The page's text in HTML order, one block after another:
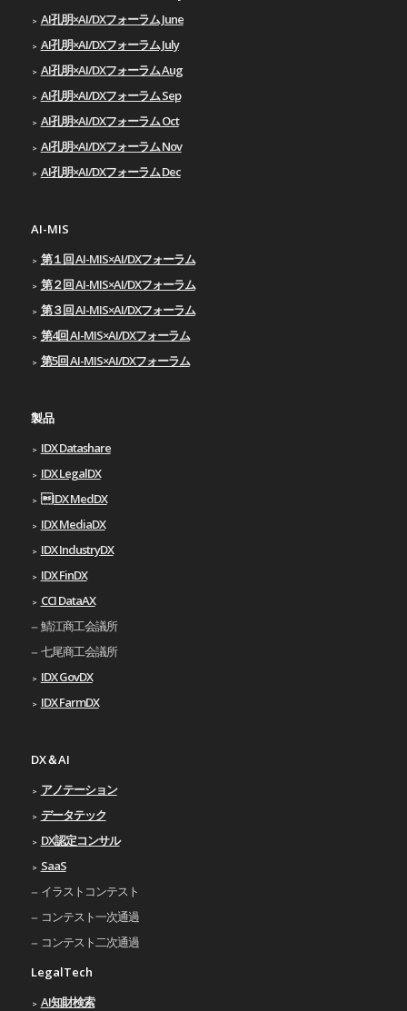
AI孔明×AI/DXフォーラム June
AI孔明×AI/DXフォーラム July
AI孔明×AI/DXフォーラム Aug
AI孔明×AI/DXフォーラム Sep
AI孔明×AI/DXフォーラム Oct
AI孔明×AI/DXフォーラム Nov
AI孔明×AI/DXフォーラム Dec
AI-MIS
第１回 AI-MIS×AI/DXフォーラム
第２回 AI-MIS×AI/DXフォーラム
第３回 AI-MIS×AI/DXフォーラム
第4回 AI-MIS×AI/DXフォーラム
第5回 AI-MIS×AI/DXフォーラム
製品
IDX Datashare
IDX LegalDX
IDX MedDX
IDX MediaDX
IDX IndustryDX
IDX FinDX
CCI DataAX
鯖江商工会議所
七尾商工会議所
IDX GovDX
IDX FarmDX
DX＆AI
アノテーション
データテック
DX認定コンサル
SaaS
イラストコンテスト
コンテスト一次通過
コンテスト二次通過
LegalTech
AI知財検索